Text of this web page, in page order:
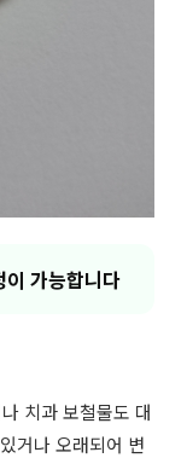
가능합니다
치과 보철물도 대
거나 오래되어 변